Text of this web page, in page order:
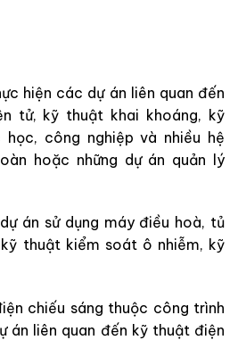
hiện các dự án liên quan đến
tử, kỹ thuật khai khoáng, kỹ
công nghiệp và nhiều hệ
hoặc những dự án quản lý
án sử dụng máy điều hoà, tủ
thuật kiểm soát ô nhiễm, kỹ
chiếu sáng thuộc công trình
án liên quan đến kỹ thuật điện